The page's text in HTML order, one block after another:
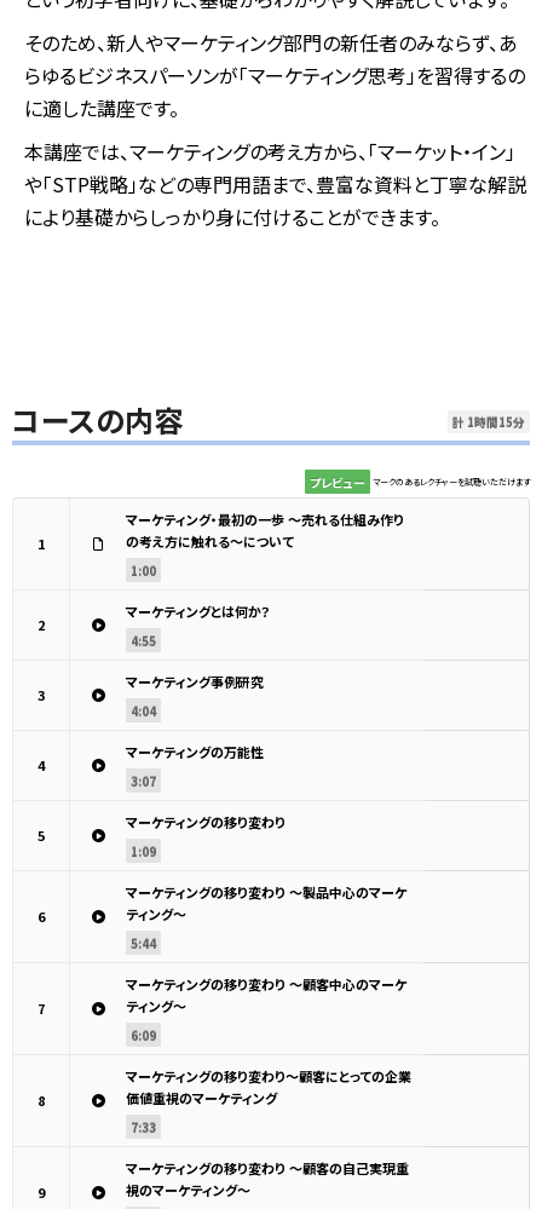
そのため、新人やマーケティング部門の新任者のみならず、あ
らゆるビジネスパーソンが「マーケティング思考」を習得するの
に適した講座です。
本講座では、マーケティングの考え方から、「マーケット・イン」
や「STP戦略」などの専門用語まで、豊富な資料と丁寧な解説
により基礎からしっかり身に付けることができます。
コースの内容 計 1時間15分
プレビュー マークのあるレクチャーを試聴いただけます
1
マーケティング・最初の一歩 ～売れる仕組み作り
の考え方に触れる～について
1:00
2
マーケティングとは何か？
4:55
3
マーケティング事例研究
4:04
4
マーケティングの万能性
3:07
5
マーケティングの移り変わり
1:09
6
マーケティングの移り変わり ～製品中心のマーケ
ティング～
5:44
7
マーケティングの移り変わり ～顧客中心のマーケ
ティング～
6:09
8
マーケティングの移り変わり～顧客にとっての企業
価値重視のマーケティング
7:33
9
マーケティングの移り変わり ～顧客の自己実現重
視のマーケティング～